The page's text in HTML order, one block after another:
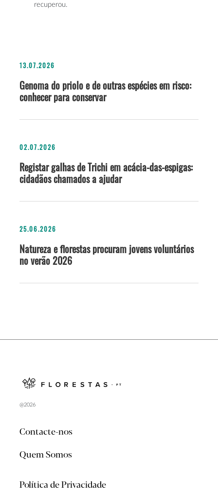
recuperou.
13.07.2026
Genoma do priolo e de outras espécies em risco:
conhecer para conservar
02.07.2026
Registar galhas de Trichi em acácia-das-espigas:
cidadãos chamados a ajudar
25.06.2026
Natureza e florestas procuram jovens voluntários
no verão 2026
@2026
Contacte-nos
Quem Somos
Política de Privacidade